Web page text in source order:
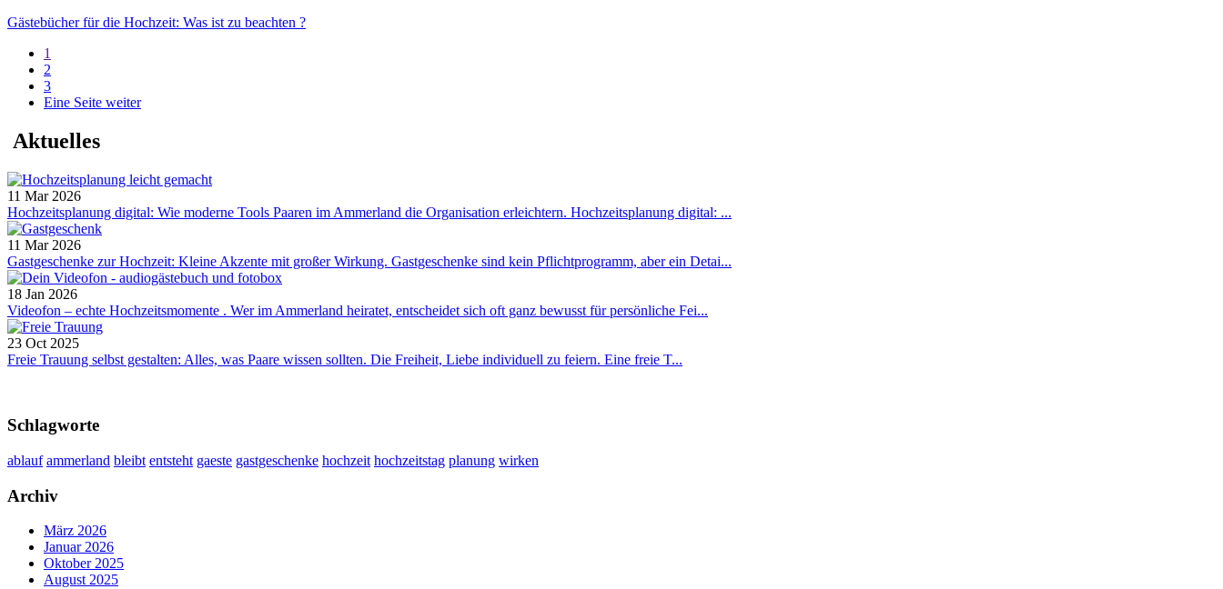
Gästebücher für die Hochzeit: Was ist zu beachten ?
1
2
3
Eine Seite weiter
Aktuelles
11 Mar 2026
Hochzeitsplanung digital: Wie moderne Tools Paaren im Ammerland die Organisation erleichtern. Hochzeitsplanung digital: ...
11 Mar 2026
Gastgeschenke zur Hochzeit: Kleine Akzente mit großer Wirkung. Gastgeschenke sind kein Pflichtprogramm, aber ein Detai...
18 Jan 2026
Videofon – echte Hochzeitsmomente . Wer im Ammerland heiratet, entscheidet sich oft ganz bewusst für persönliche Fei...
23 Oct 2025
Freie Trauung selbst gestalten: Alles, was Paare wissen sollten. Die Freiheit, Liebe individuell zu feiern. Eine freie T...
Schlagworte
ablauf ammerland bleibt entsteht gaeste gastgeschenke hochzeit hochzeitstag planung wirken
Archiv
März 2026
Januar 2026
Oktober 2025
August 2025